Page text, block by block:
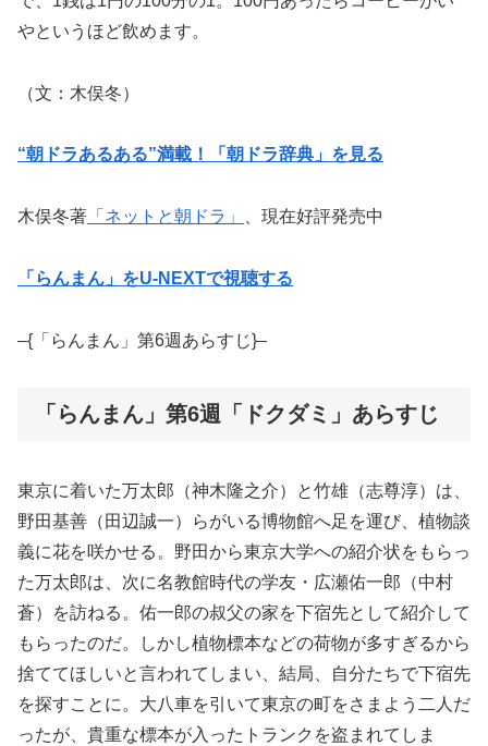
やというほど飲めます。
（文：木俣冬）
“朝ドラあるある”満載！「朝ドラ辞典」を見る
木俣冬著 「ネットと朝ドラ」 、現在好評発売中
「らんまん」をU-NEXTで視聴する
–{「らんまん」第6週あらすじ}–
「らんまん」第6週「ドクダミ」あらすじ
東京に着いた万太郎（神木隆之介）と竹雄（志尊淳）は、
野田基善（田辺誠一）らがいる博物館へ足を運び、植物談
義に花を咲かせる。野田から東京大学への紹介状をもらっ
た万太郎は、次に名教館時代の学友・広瀬佑一郎（中村
蒼）を訪ねる。佑一郎の叔父の家を下宿先として紹介して
もらったのだ。しかし植物標本などの荷物が多すぎるから
捨ててほしいと言われてしまい、結局、自分たちで下宿先
を探すことに。大八車を引いて東京の町をさまよう二人だ
ったが、貴重な標本が入ったトランクを盗まれてしま